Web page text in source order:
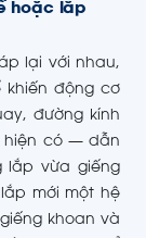
hoặc lắp
lại với nhau,
khiến động cơ
đường kính
hiện có — dẫn
lắp vừa giếng
mới một hệ
khoan và